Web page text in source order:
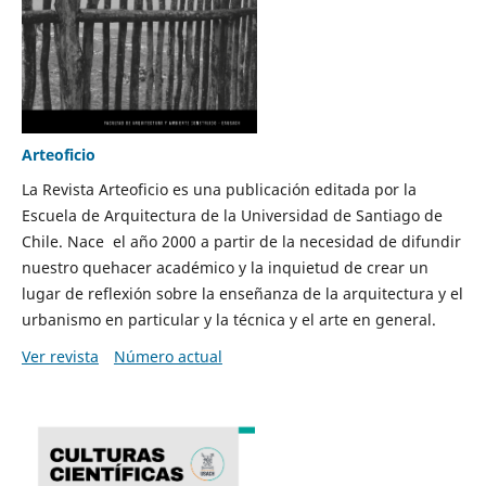
Arteoficio
La Revista Arteoficio es una publicación editada por la
Escuela de Arquitectura de la Universidad de Santiago de
Chile. Nace el año 2000 a partir de la necesidad de difundir
nuestro quehacer académico y la inquietud de crear un
lugar de reflexión sobre la enseñanza de la arquitectura y el
urbanismo en particular y la técnica y el arte en general.
Ver revista
Número actual